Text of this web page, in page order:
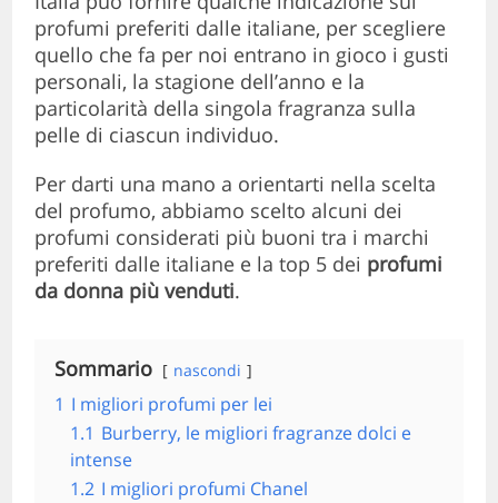
profumi preferiti dalle italiane, per scegliere
quello che fa per noi entrano in gioco i gusti
personali, la stagione dell’anno e la
particolarità della singola fragranza sulla
pelle di ciascun individuo.
Per darti una mano a orientarti nella scelta
del profumo, abbiamo scelto alcuni dei
profumi considerati più buoni tra i marchi
preferiti dalle italiane e la top 5 dei profumi
da donna più venduti.
Sommario nascondi
1 I migliori profumi per lei
1.1 Burberry, le migliori fragranze dolci e
intense
1.2 I migliori profumi Chanel